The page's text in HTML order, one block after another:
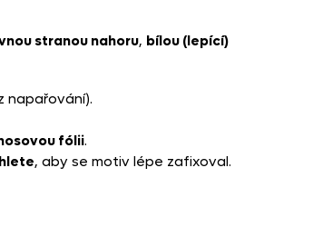
stranou nahoru, bílou (lepící)
napařování).
fólii.
, aby se motiv lépe zafixoval.